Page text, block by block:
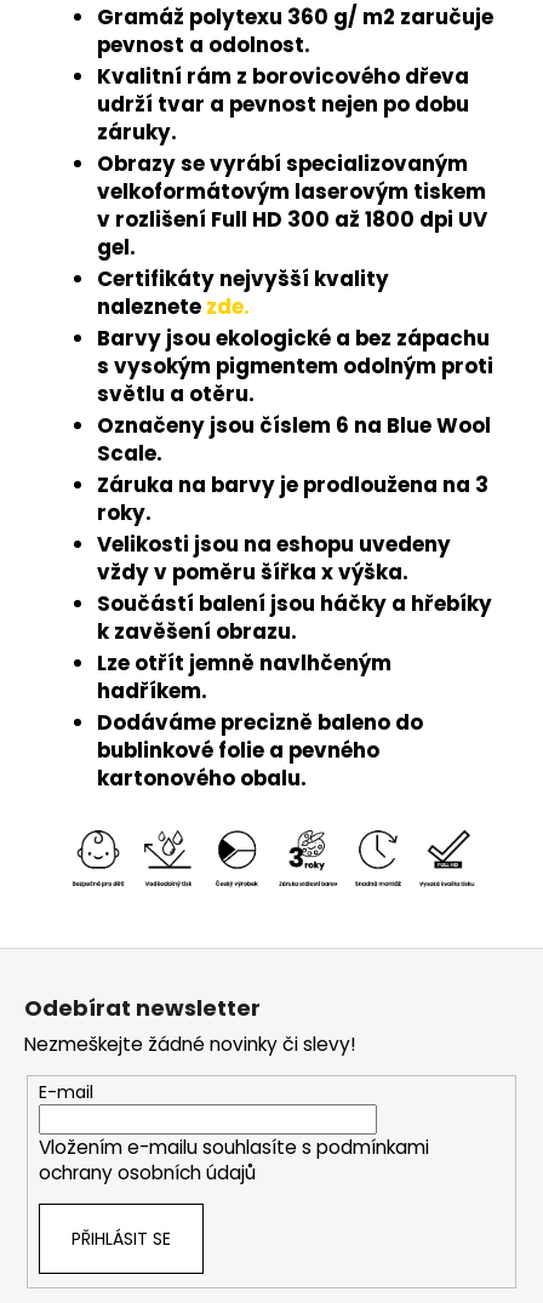
Gramáž polytexu 360 g/ m2 zaručuje
pevnost a odolnost.
Kvalitní rám z borovicového dřeva
udrží tvar a pevnost nejen po dobu
záruky.
Obrazy se vyrábí specializovaným
velkoformátovým laserovým tiskem
v rozlišení Full HD 300 až 1800 dpi UV
gel.
Certifikáty nejvyšší kvality
naleznete zde.
Barvy jsou ekologické a bez zápachu
s vysokým pigmentem odolným proti
světlu a otěru.
Označeny jsou číslem 6 na Blue Wool
Scale.
Záruka na barvy je prodloužena na 3
roky.
Velikosti jsou na eshopu uvedeny
vždy v poměru šířka x výška.
Součástí balení jsou háčky a hřebíky
k zavěšení obrazu.
Lze otřít jemně navlhčeným
hadříkem.
Dodáváme precizně baleno do
bublinkové folie a pevného
kartonového obalu.
Z
Odebírat newsletter
Nezmeškejte žádné novinky či slevy!
E-mail
Vložením e-mailu souhlasíte s podmínkami
ochrany osobních údajů
PŘIHLÁSIT SE